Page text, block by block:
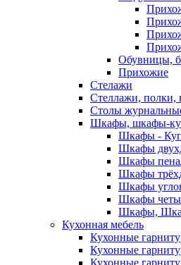
Обувницы,
Прихожие
Стелажи
Стеллажи, полки,
Столы
Шкафы, шкафы-
Шкафы -
Шкафы
Шкафы
Шкафы
Шкафы
Шкафы
Шкафы,
Кухонная мебель
Кухонные
Кухонные